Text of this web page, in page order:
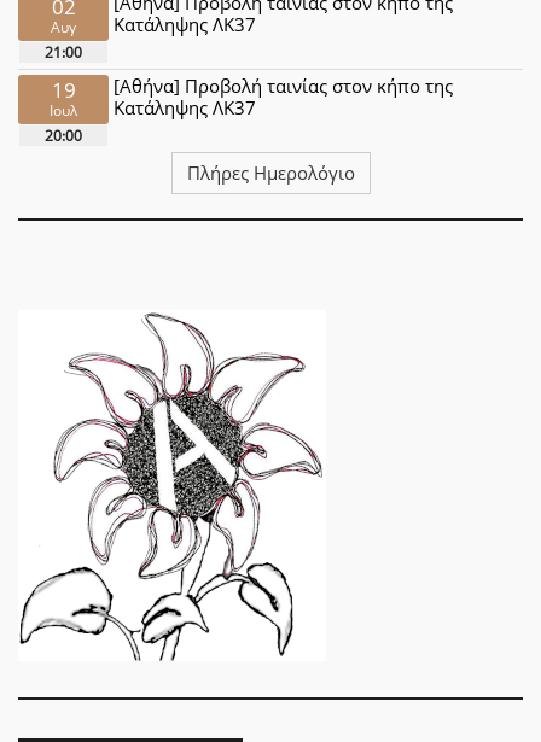
02
Αυγ
21:00
Κατάληψης ΛΚ37
19
Ιουλ
20:00
[Αθήνα] Προβολή ταινίας στον κήπο της
Κατάληψης ΛΚ37
Πλήρες Ημερολόγιο